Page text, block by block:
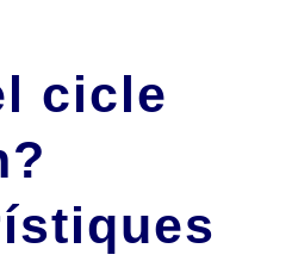
cicle